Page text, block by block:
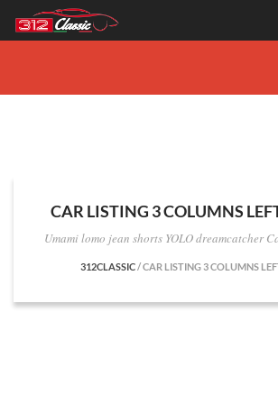
CAR LISTING 3 COLUMNS
Umami lomo jean shorts YOLO dreamcatcher
312CLASSIC/CAR LISTING 3 COLUMNS